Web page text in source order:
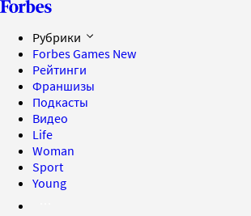
Рубрики
Forbes Games New
Рейтинги
Франшизы
Подкасты
Видео
Life
Woman
Sport
Young